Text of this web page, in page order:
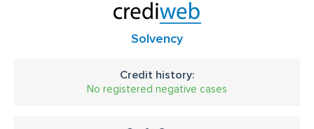
Solvency
Credit history:
No registered negative cases